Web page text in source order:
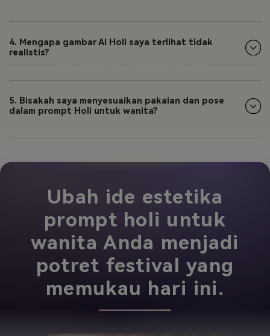
4. Mengapa gambar AI Holi saya terlihat tidak
realistis?
5. Bisakah saya menyesuaikan pakaian dan pose
dalam prompt Holi untuk wanita?
Ubah ide estetika
prompt holi untuk
wanita Anda menjadi
potret festival yang
memukau hari ini.